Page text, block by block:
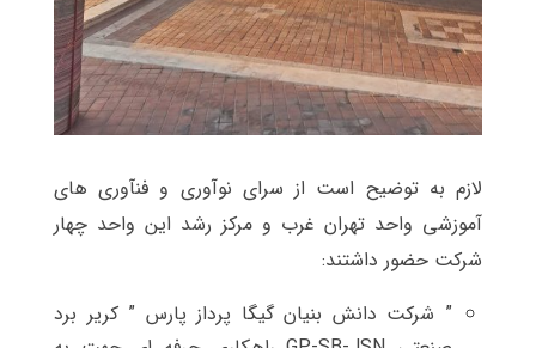
لازم به توضیح است از سرای نوآوری و فنآوری های
آموزشی واحد تهران غرب و مرکز رشد این واحد چهار
شرکت حضور داشتند:
” شرکت دانش بنیان گیگا پرداز پارس ” کریر برد